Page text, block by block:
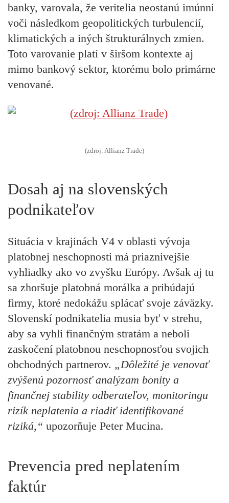
banky, varovala, že veritelia neostanú imúnni
voči následkom geopolitických turbulencií,
klimatických a iných štrukturálnych zmien.
Toto varovanie platí v širšom kontexte aj
mimo bankový sektor, ktorému bolo primárne
venované.
(zdroj: Allianz Trade)
Dosah aj na slovenských
podnikateľov
Situácia v krajinách V4 v oblasti vývoja
platobnej neschopnosti má priaznivejšie
vyhliadky ako vo zvyšku Európy. Avšak aj tu
sa zhoršuje platobná morálka a pribúdajú
firmy, ktoré nedokážu splácať svoje záväzky.
Slovenskí podnikatelia musia byť v strehu,
aby sa vyhli finančným stratám a neboli
zaskočení platobnou neschopnosťou svojich
obchodných partnerov. „Dôležité je venovať
zvýšenú pozornosť analýzam bonity a
finančnej stability odberateľov, monitoringu
rizík neplatenia a riadiť identifikované
riziká,“ upozorňuje Peter Mucina.
Prevencia pred neplatením
faktúr